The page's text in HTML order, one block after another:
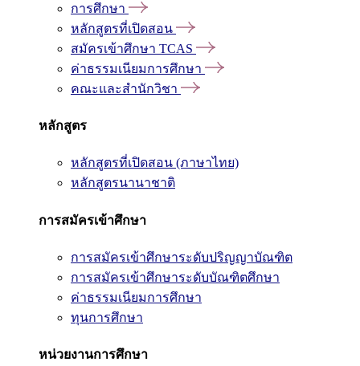
การศึกษา
หลักสูตรที่เปิดสอน
สมัครเข้าศึกษา TCAS
ค่าธรรมเนียมการศึกษา
คณะและสำนักวิชา
หลักสูตร
หลักสูตรที่เปิดสอน (ภาษาไทย)
หลักสูตรนานาชาติ
การสมัครเข้าศึกษา
การสมัครเข้าศึกษาระดับปริญญาบัณฑิต
การสมัครเข้าศึกษาระดับบัณฑิตศึกษา
ค่าธรรมเนียมการศึกษา
ทุนการศึกษา
หน่วยงานการศึกษา